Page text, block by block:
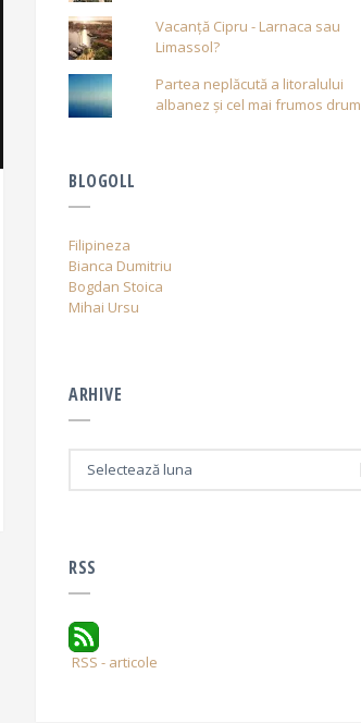
Vacanță Cipru - Larnaca sau
Limassol?
Partea neplăcută a litoralului
albanez și cel mai frumos drum
BLOGOLL
Filipineza
Bianca Dumitriu
Bogdan Stoica
Mihai Ursu
ARHIVE
RSS
RSS - articole